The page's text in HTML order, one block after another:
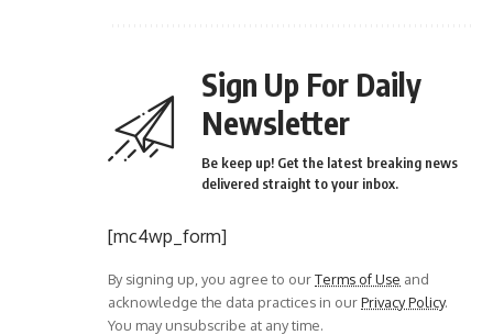
Sign Up For Daily
Newsletter
Be keep up! Get the latest breaking news
delivered straight to your inbox.
[mc4wp_form]
By signing up, you agree to ourTerms of Use and
acknowledge the data practices in ourPrivacy Policy.
You may unsubscribe at any time.